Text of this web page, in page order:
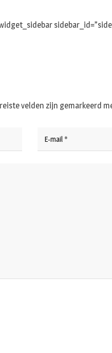
velden zijn gemarkeerd